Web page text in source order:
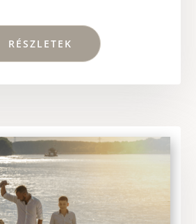
RÉSZLETEK